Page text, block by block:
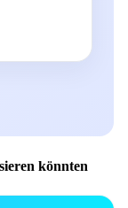
könnten